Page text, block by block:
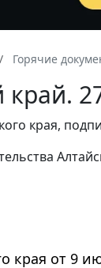
Горячие
край.
края,
края от 9